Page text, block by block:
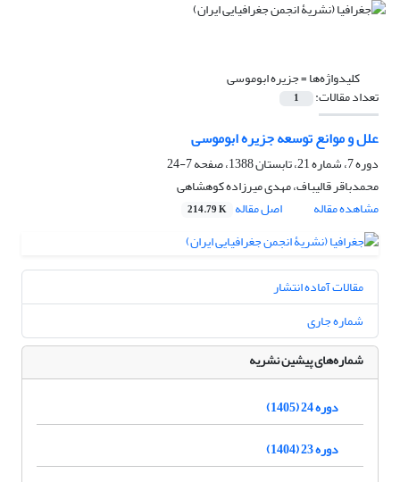
کلیدواژه‌ها =جزیره ابوموسی
تعداد مقالات: 1
علل و موانع توسعه جزیره ابوموسی
دوره 7، شماره 21، تابستان 1388، صفحه
7-24
محمدباقر قالیباف، مهدی میرزاده کوهشاهی
مشاهده مقاله
اصل مقاله 214.79 K
مقالات آماده انتشار
شماره جاری
شماره‌های پیشین نشریه
دوره 24 (1405)
دوره 23 (1404)